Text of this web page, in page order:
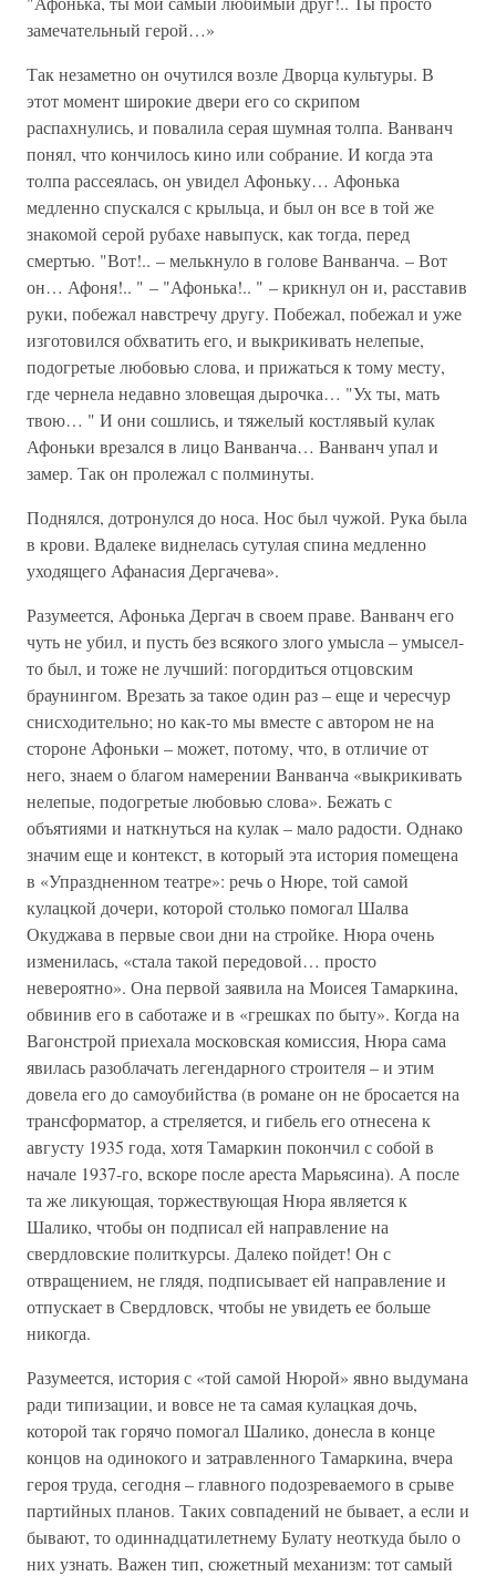
замечательный герой…»
Так незаметно он очутился возле Дворца культуры. В
этот момент широкие двери его со скрипом
распахнулись, и повалила серая шумная толпа. Ванванч
понял, что кончилось кино или собрание. И когда эта
толпа рассеялась, он увидел Афоньку… Афонька
медленно спускался с крыльца, и был он все в той же
знакомой серой рубахе навыпуск, как тогда, перед
смертью. "Вот!.. – мелькнуло в голове Ванванча. – Вот
он… Афоня!.. " – "Афонька!.. " – крикнул он и, расставив
руки, побежал навстречу другу. Побежал, побежал и уже
изготовился обхватить его, и выкрикивать нелепые,
подогретые любовью слова, и прижаться к тому месту,
где чернела недавно зловещая дырочка… "Ух ты, мать
твою… " И они сошлись, и тяжелый костлявый кулак
Афоньки врезался в лицо Ванванча… Ванванч упал и
замер. Так он пролежал с полминуты.
Поднялся, дотронулся до носа. Нос был чужой. Рука была
в крови. Вдалеке виднелась сутулая спина медленно
уходящего Афанасия Дергачева».
Разумеется, Афонька Дергач в своем праве. Ванванч его
чуть не убил, и пусть без всякого злого умысла – умысел-
то был, и тоже не лучший: погордиться отцовским
браунингом. Врезать за такое один раз – еще и чересчур
снисходительно; но как-то мы вместе с автором не на
стороне Афоньки – может, потому, что, в отличие от
него, знаем о благом намерении Ванванча «выкрикивать
нелепые, подогретые любовью слова». Бежать с
объятиями и наткнуться на кулак – мало радости. Однако
значим еще и контекст, в который эта история помещена
в «Упраздненном театре»: речь о Нюре, той самой
кулацкой дочери, которой столько помогал Шалва
Окуджава в первые свои дни на стройке. Нюра очень
изменилась, «стала такой передовой… просто
невероятно». Она первой заявила на Моисея Тамаркина,
обвинив его в саботаже и в «грешках по быту». Когда на
Вагонстрой приехала московская комиссия, Нюра сама
явилась разоблачать легендарного строителя – и этим
довела его до самоубийства (в романе он не бросается на
трансформатор, а стреляется, и гибель его отнесена к
августу 1935 года, хотя Тамаркин покончил с собой в
начале 1937-го, вскоре после ареста Марьясина). А после
та же ликующая, торжествующая Нюра является к
Шалико, чтобы он подписал ей направление на
свердловские политкурсы. Далеко пойдет! Он с
отвращением, не глядя, подписывает ей направление и
отпускает в Свердловск, чтобы не увидеть ее больше
никогда.
Разумеется, история с «той самой Нюрой» явно выдумана
ради типизации, и вовсе не та самая кулацкая дочь,
которой так горячо помогал Шалико, донесла в конце
концов на одинокого и затравленного Тамаркина, вчера
героя труда, сегодня – главного подозреваемого в срыве
партийных планов. Таких совпадений не бывает, а если и
бывают, то одиннадцатилетнему Булату неоткуда было о
них узнать. Важен тип, сюжетный механизм: тот самый